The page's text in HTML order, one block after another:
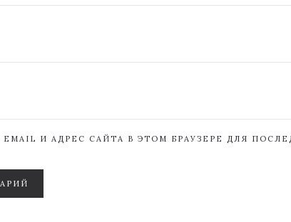
И АДРЕС САЙТА В ЭТОМ БРАУЗЕРЕ ДЛЯ